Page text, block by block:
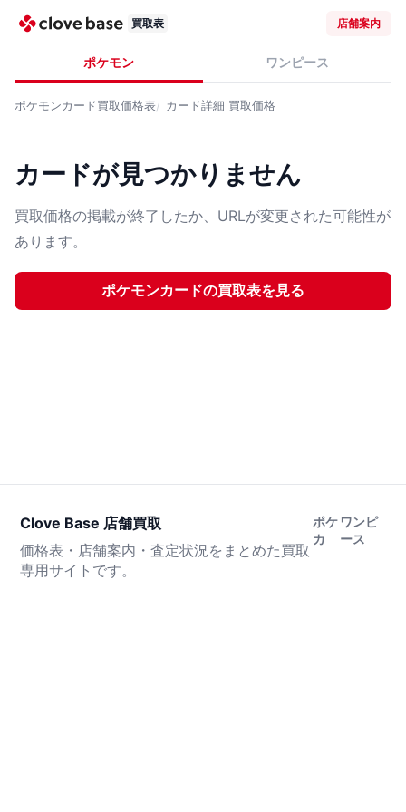
買取表 店舗案内
ポケモン ワンピース
ポケモンカード買取価格表 カード詳細 買取価格
カードが見つかりません
買取価格の掲載が終了したか、URLが変更された可能性が
あります。
ポケモンカードの買取表を見る
Clove Base 店舗買取
価格表・店舗案内・査定状況をまとめた買取
専用サイトです。
ポケ
カ
ワンピ
ース